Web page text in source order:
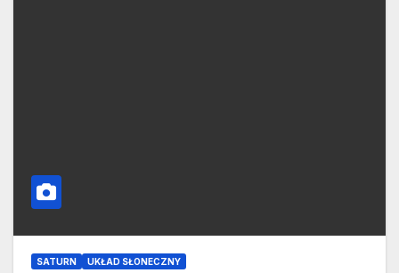
SATURN UKŁAD SŁONECZNY